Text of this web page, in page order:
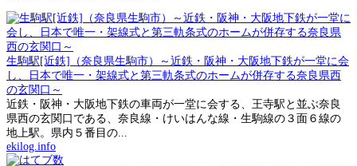
生駒駅[近鉄]（奈良県生駒市）～近鉄・阪神・大阪地下鉄が一堂に会
し、日本で唯一・架線式と第三軌条式のホームが併存する奈良県西
の玄関口～
近鉄・阪神・大阪地下鉄の車両が一堂に会する、王寺駅と並ぶ奈良
県西の玄関口である、奈良線・けいはんな線・生駒線の３面６線の
地上駅。県内５番目の...
ekilog.info